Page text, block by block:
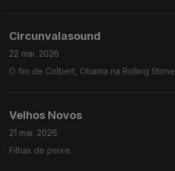
Circunvalasound
22 mai. 2026
O fim de Colbert, Obama na Rolling Stone
Velhos Novos
21 mai. 2026
Filhas de peixe.